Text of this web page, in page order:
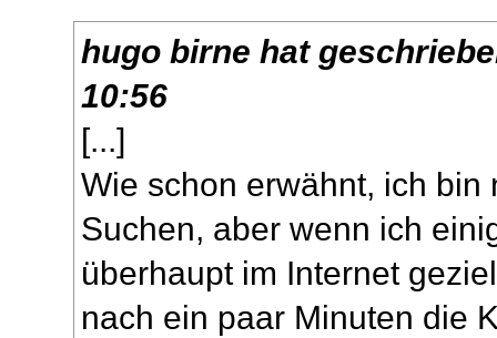
hugo birne hat
10:56
[...]
Wie schon erwähnt, ich bin
Suchen, aber wenn ich
überhaupt im Internet
nach ein paar Minuten die